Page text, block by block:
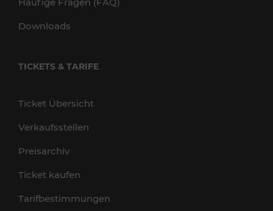
Downloads
TICKETS & TARIFE
Ticket Übersicht
Verkaufsstellen
Preisarchiv
Ticket kaufen
Tarifbestimmungen